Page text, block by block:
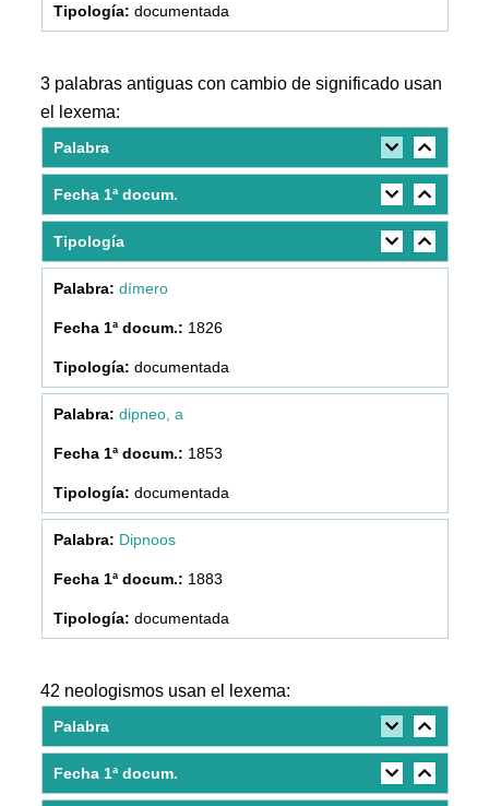
documentada
3 palabras antiguas con cambio de significado usan
el lexema:
Palabra
Fecha 1ª docum.
Tipología
dímero
1826
documentada
dipneo, a
1853
documentada
Dipnoos
1883
documentada
42 neologismos usan el lexema:
Palabra
Fecha 1ª docum.